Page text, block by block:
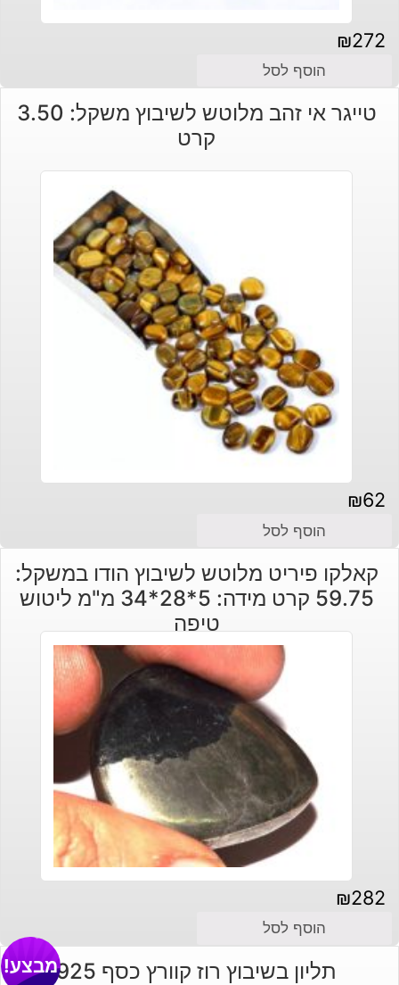
₪272
הוסף לסל
טייגר אי זהב מלוטש לשיבוץ משקל: 3.50
קרט
₪62
הוסף לסל
קאלקו פיריט מלוטש לשיבוץ הודו במשקל:
59.75 קרט מידה: 5*28*34 מ"מ ליטוש
טיפה
₪282
הוסף לסל
תליון בשיבוץ רוז קוורץ כסף 925 מבצע!